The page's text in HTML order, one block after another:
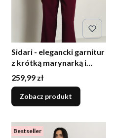
Sidari - elegancki garnitur
z krótką marynarką i
szerokimi spodniami
bordowy
Cena
259,99 zł
Zobacz produkt
Bestseller